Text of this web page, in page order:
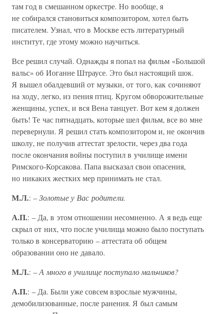
там год в смешанном оркестре. Но вообще, я
не собирался становиться композитором, хотел быть
писателем. Узнал, что в Москве есть литературный
институт, где этому можно научиться.
Все решил случай. Однажды я попал на фильм «Большой
вальс» об Иоганне Штраусе. Это был настоящий шок.
Я вышел обалдевший от музыки, от того, как сочиняют
на ходу, легко, из пения птиц. Кругом обворожительные
женщины, успех, и вся Вена танцует. Вот кем я должен
быть! Те час пятнадцать, которые шел фильм, все во мне
перевернули. Я решил стать композитором и, не окончив
школу, не получив аттестат зрелости, через два года
после окончания войны поступил в училище имени
Римского-Корсакова. Папа высказал свои опасения,
но никаких жестких мер принимать не стал.
М.Л.: –Золотые у Вас родители.
А.П.: – Да, в этом отношении несомненно. А я ведь еще
скрыл от них, что после училища можно было поступать
только в консерваторию – аттестата об общем
образовании оно не давало.
М.Л.: –А много в училище поступало мальчиков?
А.П.: – Да. Были уже совсем взрослые мужчины,
демобилизованные, после ранения. Я был самым